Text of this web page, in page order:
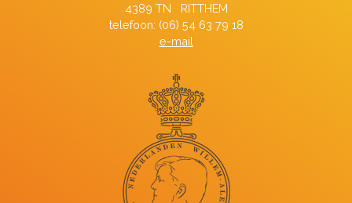
4389 TN RITTHEM
telefoon: (06) 54 63 79 18
e-mail